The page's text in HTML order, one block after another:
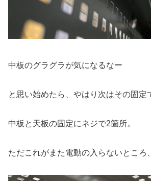
中板のグラグラが気になるなー
と思い始めたら、やはり次はその固定
中板と天板の固定にネジで2箇所。
ただこれがまた電動の入らないところ